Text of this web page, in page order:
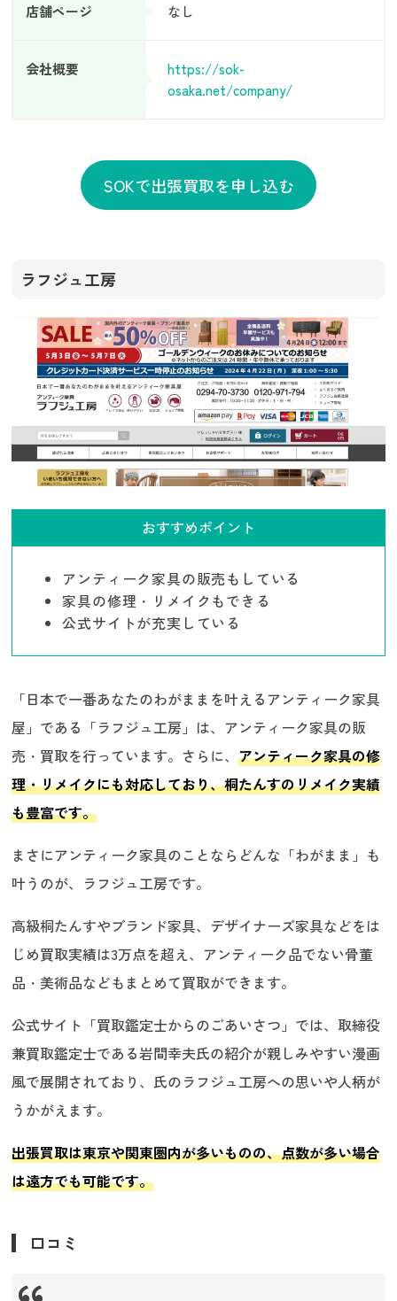
店舗ページ なし
会社概要
https://sok-
osaka.net/company/
SOKで出張買取を申し込む
ラフジュ工房
おすすめポイント
アンティーク家具の販売もしている
家具の修理・リメイクもできる
公式サイトが充実している
「日本で一番あなたのわがままを叶えるアンティーク家具
屋」である「ラフジュ工房」は、アンティーク家具の販
売・買取を行っています。さらに、アンティーク家具の修
理・リメイクにも対応しており、桐たんすのリメイク実績
も豊富です。
まさにアンティーク家具のことならどんな「わがまま」も
叶うのが、ラフジュ工房です。
高級桐たんすやブランド家具、デザイナーズ家具などをは
じめ買取実績は3万点を超え、アンティーク品でない骨董
品・美術品などもまとめて買取ができます。
公式サイト「買取鑑定士からのごあいさつ」では、取締役
兼買取鑑定士である岩間幸夫氏の紹介が親しみやすい漫画
風で展開されており、氏のラフジュ工房への思いや人柄が
うかがえます。
出張買取は東京や関東圏内が多いものの、点数が多い場合
は遠方でも可能です。
口コミ